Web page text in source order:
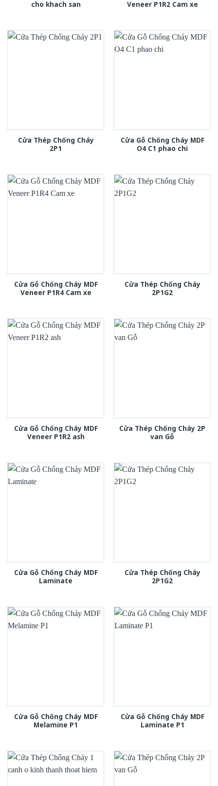
cho khach san
Veneer P1R2 Cam xe
Cửa Thép Chống Cháy
2P1
Cửa Gỗ Chống Cháy MDF
O4 C1 phao chi
Cửa Gỗ Chống Cháy MDF
Veneer P1R4 Cam xe
Cửa Thép Chống Cháy
2P1G2
Cửa Gỗ Chống Cháy MDF
Veneer P1R2 ash
Cửa Thép Chống Cháy 2P
van Gỗ
Cửa Gỗ Chống Cháy MDF
Laminate
Cửa Thép Chống Cháy
2P1G2
Cửa Gỗ Chống Cháy MDF
Melamine P1
Cửa Gỗ Chống Cháy MDF
Laminate P1